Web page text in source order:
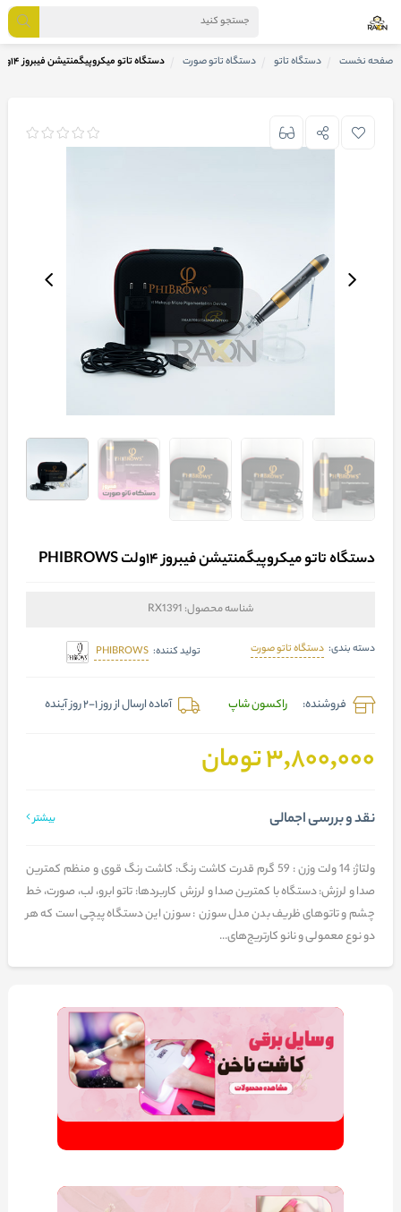
صفحه نخست دستگاه تاتو دستگاه تاتو صورت دستگاه تاتو میکروپیگمنتیشن فیبروز ۱۴ولت PHIBROWS
دستگاه تاتو میکروپیگمنتیشن فیبروز ۱۴ولت PHIBROWS
شناسه محصول: RX1391
دسته بندی: دستگاه تاتو صورت تولید کننده: PHIBROWS
فروشنده: راکسون شاپ آماده ارسال از روز 1-2 روز آینده
3,800,000 تومان
نقد و بررسی اجمالی بیشتر
ولتاژ: 14 ولت وزن : 59 گرم قدرت کاشت رنگ: کاشت رنگ قوی و منظم کمترین
صدا و لرزش: دستگاه با کمترین صدا و لرزش کاربردها: تاتو ابرو، لب، صورت، خط
چشم و تاتو‌های ظریف بدن مدل سوزن : سوزن این دستگاه پیچی است که هر
دو نوع معمولی و نانو کارتریج‌های...